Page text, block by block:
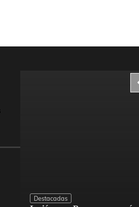
Destacadas